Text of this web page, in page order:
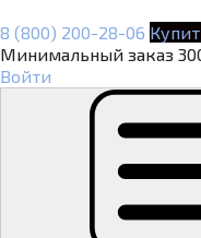
8 (800) 200-28-06
Минимальный заказ
Войти